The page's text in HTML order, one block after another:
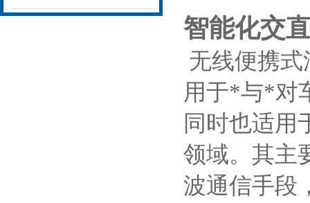
智能化交
无线便携
用于*与*对
同时也适用
领域。其主
波通信手段